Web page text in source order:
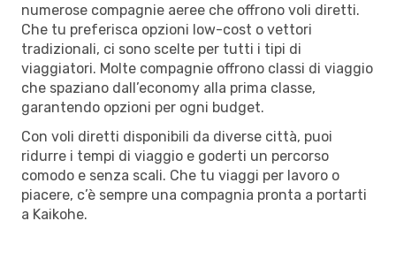
numerose compagnie aeree che offrono voli diretti.
Che tu preferisca opzioni low-cost o vettori
tradizionali, ci sono scelte per tutti i tipi di
viaggiatori. Molte compagnie offrono classi di viaggio
che spaziano dall’economy alla prima classe,
garantendo opzioni per ogni budget.
Con voli diretti disponibili da diverse città, puoi
ridurre i tempi di viaggio e goderti un percorso
comodo e senza scali. Che tu viaggi per lavoro o
piacere, c’è sempre una compagnia pronta a portarti
a Kaikohe.